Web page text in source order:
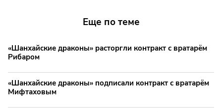
Еще по теме
«Шанхайские драконы» расторгли контракт с вратарём
Рибаром
«Шанхайские драконы» подписали контракт с вратарём
Мифтаховым